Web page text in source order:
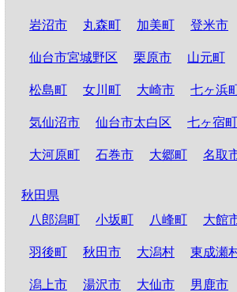
岩沼市 丸森町 加美町 登米市
仙台市宮城野区 栗原市 山元町
松島町 女川町 大崎市 七ヶ浜
気仙沼市 仙台市太白区 七ヶ宿町
大河原町 石巻市 大郷町 名取
秋田県
八郎潟町
小坂町 八峰町 大館
羽後町 秋田市 大潟村 東成瀬
潟上市 湯沢市 大仙市 男鹿市